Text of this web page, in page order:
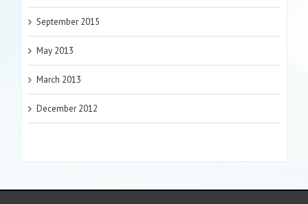
September 2015
May 2013
March 2013
December 2012